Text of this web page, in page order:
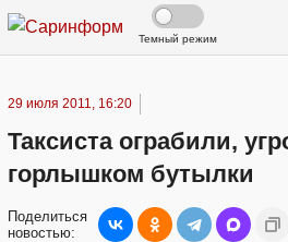
Темный режим
29 июля 2011, 16:20
Таксиста ограбили,
горлышком бутылки
Поделиться
новостью: